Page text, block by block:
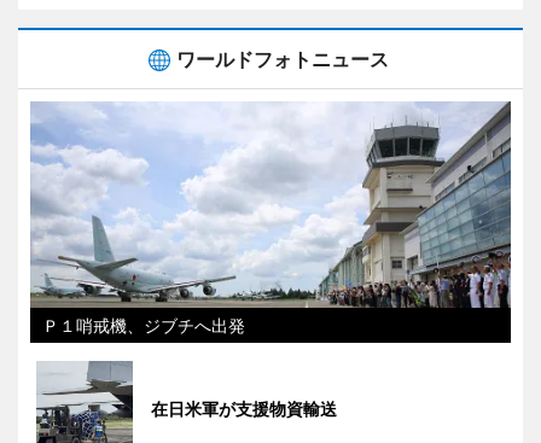
ワールドフォトニュース
Ｐ１哨戒機、ジブチへ出発
在日米軍が支援物資輸送